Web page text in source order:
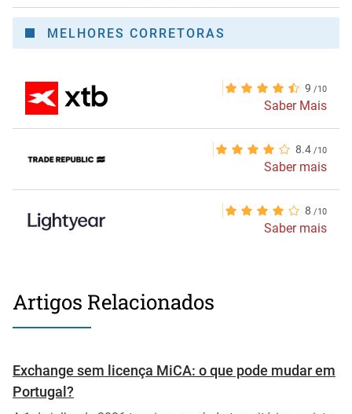
MELHORES CORRETORAS
9
Saber Mais
8.4
Saber mais
8
Saber mais
Artigos Relacionados
Exchange sem licença MiCA: o que pode mudar em
Portugal?